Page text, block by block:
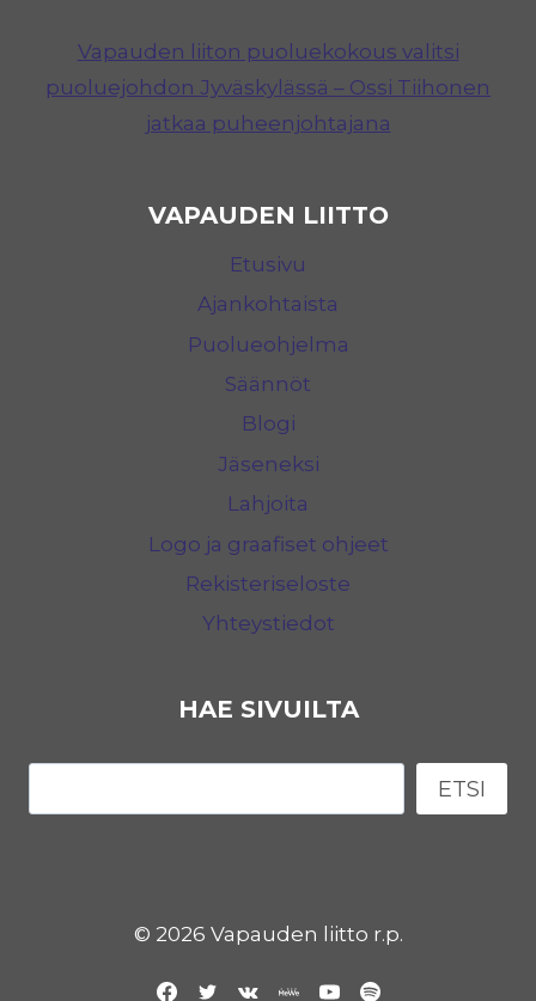
Vapauden liiton puoluekokous valitsi
puoluejohdon Jyväskylässä – Ossi Tiihonen
jatkaa puheenjohtajana
VAPAUDEN LIITTO
Etusivu
Ajankohtaista
Puolueohjelma
Säännöt
Blogi
Jäseneksi
Lahjoita
Logo ja graafiset ohjeet
Rekisteriseloste
Yhteystiedot
HAE SIVUILTA
ETSI
© 2026 Vapauden liitto r.p.